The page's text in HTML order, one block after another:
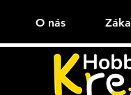
O nás